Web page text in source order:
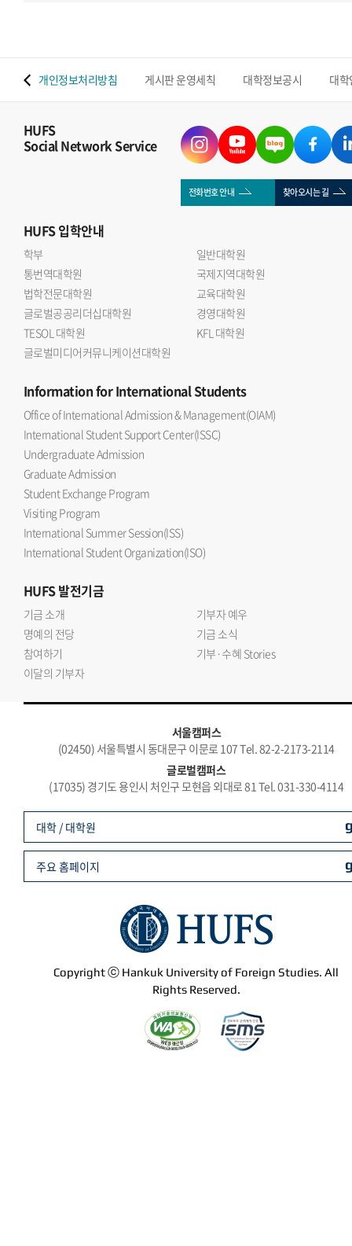
개인정보처리방침 게시판 운영세칙 대학정보공시 대
HUFS
Social Network Service
전화번호 안내 찾아오시는 길
HUFS입학안내
학부
일반대학원
통번역대학원
국제지역대학원
법학전문대학원
교육대학원
글로벌공공리더십대학원
경영대학원
TESOL 대학원
KFL 대학원
글로벌미디어커뮤니케이션대학원
Informationfor International Students
Office of International Admission & Management(OIAM)
International Student Support Center(ISSC)
Undergraduate Admission
Graduate Admission
Student Exchange Program
Visiting Program
International Summer Session(ISS)
International Student Organization(ISO)
HUFS발전기금
기금 소개
기부자 예우
명예의 전당
기금 소식
참여하기
기부·수혜 Stories
이달의 기부자
서울캠퍼스
(02450) 서울특별시 동대문구 이문로 107 Tel. 82-2-2173-2114
글로벌캠퍼스
(17035) 경기도 용인시 처인구 모현읍 외대로 81 Tel. 031-330-4114
Copyright ⓒ Hankuk University of Foreign Studies. All
Rights Reserved.
대학 / 대학원
주요 홈페이지